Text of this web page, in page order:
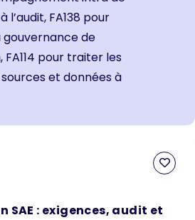
l’audit, FA138 pour
de
, FA114 pour traiter les
et données à
SAE : exigences, audit et